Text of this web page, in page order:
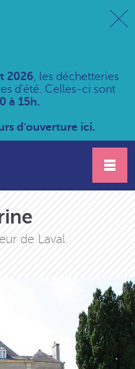
2026, les déchetteries
d'été. Celles-ci sont
à 15h.
d'ouverture ici.
de Laval.